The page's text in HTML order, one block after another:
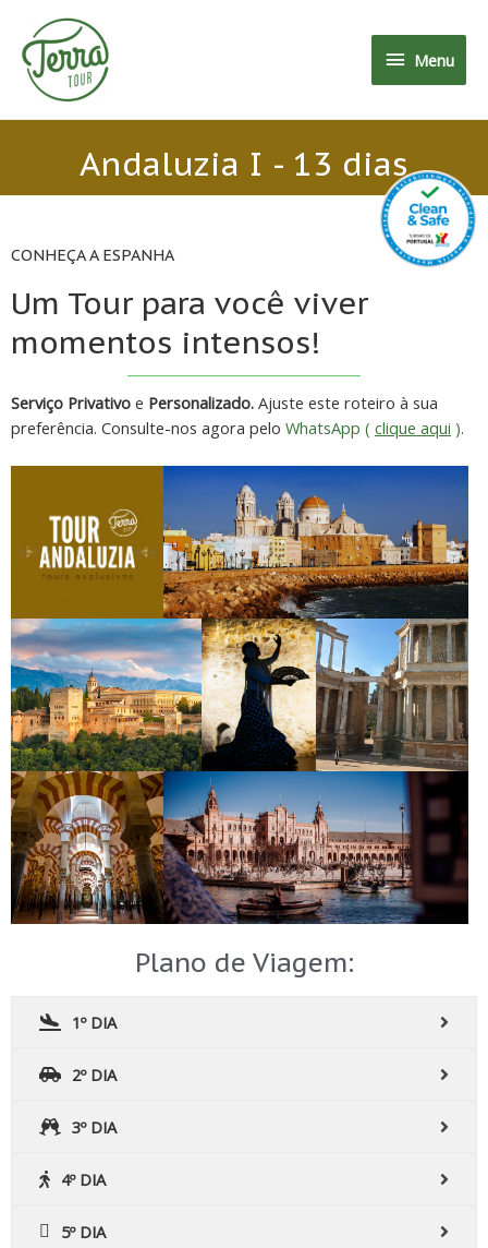
Menu
Andaluzia I - 13 dias
CONHEÇA A ESPANHA
Um Tour para você viver
momentos intensos!
Serviço Privativo e Personalizado. Ajuste este roteiro à sua
preferência. Consulte-nos agora pelo WhatsApp ( clique aqui ).
CADIZ ESPANHA
GRANADA - PALÁCIO
ALHAMBRA
DANÇA
FLAMENCA
TEATRO ROMANO
MÉRIDA
MESQUITA/CATEDRALPlano de Viagem:
1º DIA
2º DIA
3º DIA
4º DIA
5º DIA